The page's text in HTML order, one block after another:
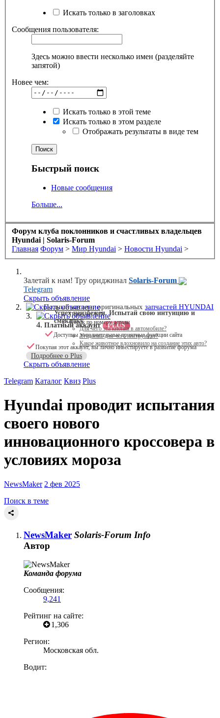
Искать только в заголовках
Сообщения пользователя:
Здесь можно ввести несколько имен (разделяйте
запятой)
Новее чем:
Искать только в этой теме
Искать только в этом разделе
Отображать результаты в виде тем
Быстрый поиск
Новые сообщения
Больше...
Форум клуба поклонников и счастливых владельцев
Hyundai | Solaris-Forum
Главная Форум > Мир Hyundai > Новости Hyundai >
Залетай к нам! Тру ориджинал Solaris-Forum
Telegram
Скрыть объявление
Полный каталог оригинальных запчастей HYUNDAI
Поиск по VIN
Поиск по номеру детали
Скрыть объявление
Успех неизбежен. Испытай свою интуицию и
смекалку
Для чего эта кнопка в автомобиле?
Угадаешь для чего инструмент?
Какое животное вдохновило на создание этих авто?
Скрыть объявление
Платный аккаунт PLUS
Доступны дополнительные приятные функции сайта
Покупая этот аккаунт, вы лично инвестируете в развитие форума
Подробнее о Plus
Скрыть объявление
Telegram Каталог Квиз Plus
Hyundai проводит испытания
своего нового
инновационного кроссовера в
условиях мороза
NewsMaker 2 фев 2025
Поиск в теме
NewsMaker Solaris-Forum Info
Автор
Команда форума
Сообщения:
9,241
Рейтинг на сайте:
1,306
Регион:
Московская обл.
Водит: